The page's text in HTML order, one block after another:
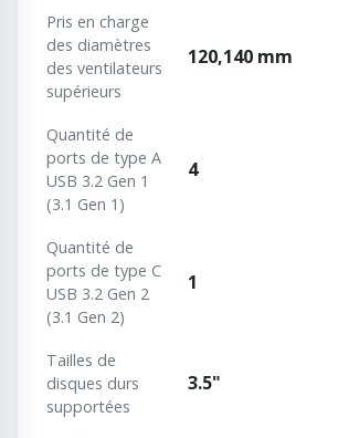
Pris en charge
des diamètres
des ventilateurs
supérieurs
120,140 mm
Quantité de
ports de type A
USB 3.2 Gen 1
(3.1 Gen 1)
4
Quantité de
ports de type C
USB 3.2 Gen 2
(3.1 Gen 2)
1
Tailles de
disques durs
supportées
3.5"